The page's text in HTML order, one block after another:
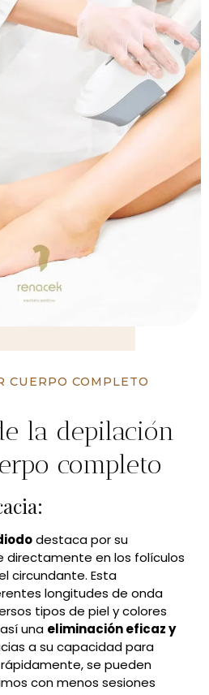
CUERPO COMPLETO
la depilación
completo
destaca por su
directamente en los folículos
circundante. Esta
longitudes de onda
tipos de piel y colores
una eliminación eficaz y
a su capacidad para
se pueden
con menos sesiones